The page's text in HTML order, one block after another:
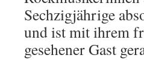
Sechzigjährige
und ist mit ihrem
gesehener Gast